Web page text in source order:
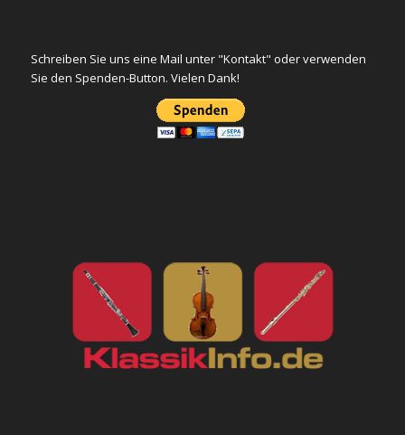
Schreiben Sie uns eine Mail unter "Kontakt" oder verwenden
Sie den Spenden-Button. Vielen Dank!